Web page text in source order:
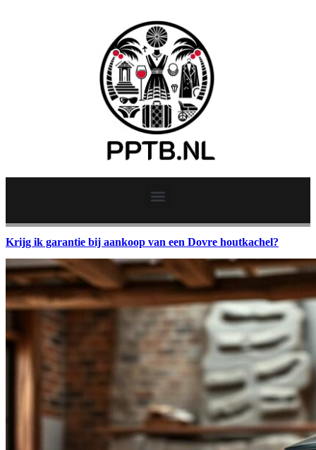
Krijg ik garantie bij aankoop van een Dovre houtkachel?